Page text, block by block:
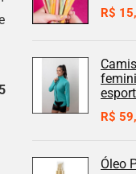
R$
R$
Óleo